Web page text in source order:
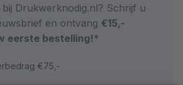
Drukwerknodig.nl? Schrijf u
en ontvang €15,-
eerste bestelling! *
€75,-